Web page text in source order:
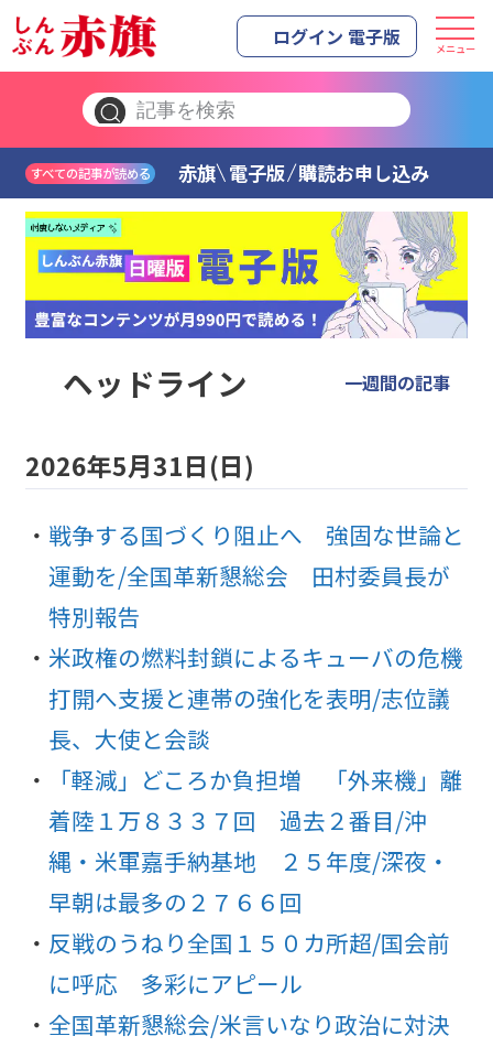
ログイン 電子版 メニュー
すべての記事が読める 赤旗 電子版 購読お申し込み
ヘッドライン 一週間の記事
2026年5月31日(日)
戦争する国づくり阻止へ 強固な世論と
運動を/全国革新懇総会 田村委員長が
特別報告
米政権の燃料封鎖によるキューバの危機
打開へ支援と連帯の強化を表明/志位議
長、大使と会談
「軽減」どころか負担増 「外来機」離
着陸１万８３３７回 過去２番目/沖
縄・米軍嘉手納基地 ２５年度/深夜・
早朝は最多の２７６６回
反戦のうねり全国１５０カ所超/国会前
に呼応 多彩にアピール
全国革新懇総会/米言いなり政治に対決